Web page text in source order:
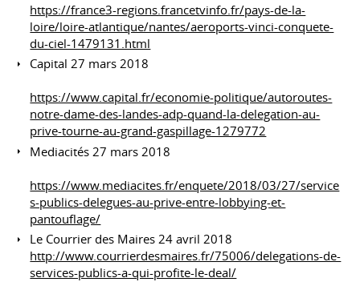
https://france3-regions.francetvinfo.fr/pays-de-la-
loire/loire-atlantique/nantes/aeroports-vinci-conquete-
du-ciel-1479131.html
Capital 27 mars 2018
https://www.capital.fr/economie-politique/autoroutes-
notre-dame-des-landes-adp-quand-la-delegation-au-
prive-tourne-au-grand-gaspillage-1279772
Mediacités 27 mars 2018
https://www.mediacites.fr/enquete/2018/03/27/service
s-publics-delegues-au-prive-entre-lobbying-et-
pantouflage/
Le Courrier des Maires 24 avril 2018
http://www.courrierdesmaires.fr/75006/delegations-de-
services-publics-a-qui-profite-le-deal/